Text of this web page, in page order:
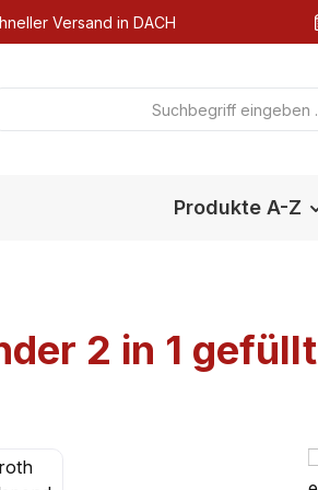
Versand in DACH
Produkte A-Z
2 in 1 gefüllt